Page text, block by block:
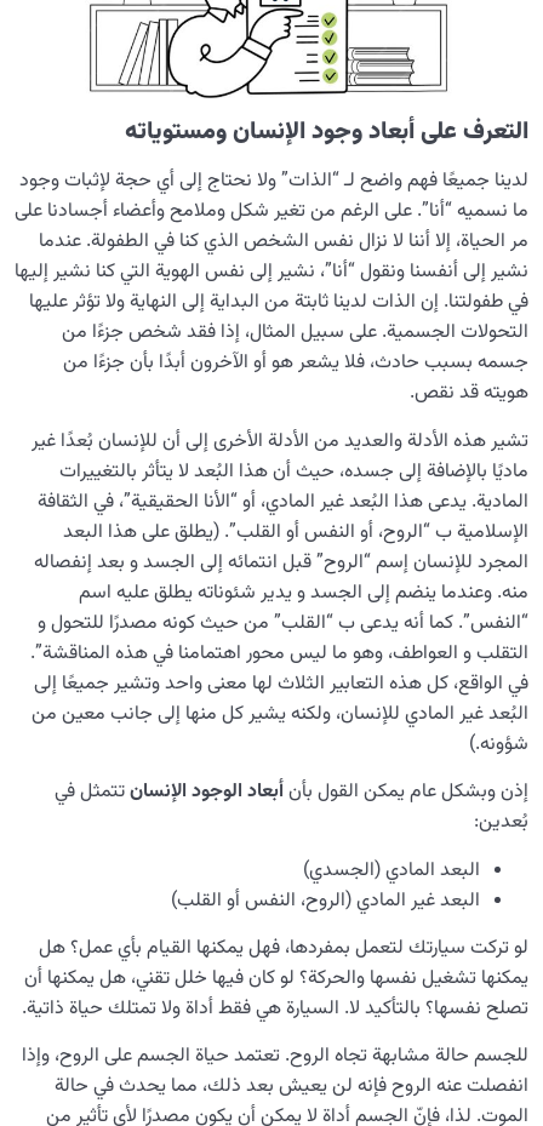
غاية الخلق ومكانة الإنسان
دور القدوة في حياة الإنسان
العلاقة بين الدنيا والآخرة
السنن الإلهية 0/20
الموت… أم الولادة؟ 0/13
الدنيا؛ نادٍ لصناعة الإنسان 0/8
كيف نصبح إنسانًا بحق؟ 0/18
التعرف على أبعاد وجود الإنسان ومستوياته
لدينا جميعًا فهم واضح لـ “الذات” ولا نحتاج إلى أي حجة لإثبات وجود
ما نسميه “أنا”. على الرغم من تغير شكل وملامح وأعضاء أجسادنا على
مر الحياة، إلا أننا لا نزال نفس الشخص الذي كنا في الطفولة. عندما
نشير إلى أنفسنا ونقول “أنا”، نشير إلى نفس الهوية التي كنا نشير إليها
في طفولتنا. إن الذات لدينا ثابتة من البداية إلى النهاية ولا تؤثر عليها
التحولات الجسمية. على سبيل المثال، إذا فقد شخص جزءًا من
جسمه بسبب حادث، فلا يشعر هو أو الآخرون أبدًا بأن جزءًا من
هويته قد نقص.
تشير هذه الأدلة والعديد من الأدلة الأخرى إلى أن للإنسان بُعدًا غير
ماديًا بالإضافة إلى جسده، حيث أن هذا البُعد لا يتأثر بالتغييرات
المادية. يدعى هذا البُعد غير المادي، أو “الأنا الحقيقية”، في الثقافة
الإسلامية ب “الروح، أو النفس أو القلب”. (يطلق على هذا البعد
المجرد للإنسان إسم “الروح” قبل انتمائه إلى الجسد و بعد إنفصاله
منه. وعندما ينضم إلى الجسد و يدير شئوناته يطلق عليه اسم
“النفس”. كما أنه يدعى ب “القلب” من حيث كونه مصدرًا للتحول و
التقلب و العواطف، وهو ما ليس محور اهتمامنا في هذه المناقشة”.
في الواقع، كل هذه التعابير الثلاث لها معنى واحد وتشير جميعًا إلى
البُعد غير المادي للإنسان، ولكنه يشير كل منها إلى جانب معين من
شؤونه.)
إذن وبشكل عام یمکن القول بأنأبعاد الوجود الإنسانتتمثل في
بُعدين:
البعد المادي (الجسدي)
البعد غیر المادي (الروح، النفس أو القلب)
لو تركت سيارتك لتعمل بمفردها، فهل يمكنها القيام بأي عمل؟ هل
يمكنها تشغيل نفسها والحركة؟ لو کان فیها خلل تقني، هل يمكنها أن
تصلح نفسها؟ بالتأكيد لا. السيارة هي فقط أداة ولا تمتلك حياة ذاتية.
للجسم حالة مشابهة تجاه الروح. تعتمد حياة الجسم على الروح، وإذا
انفصلت عنه الروح فإنه لن يعيش بعد ذلك، مما يحدث في حالة
الموت. لذا، فإنّ الجسم أداة لا يمكن أن يكون مصدرًا لأي تأثير من